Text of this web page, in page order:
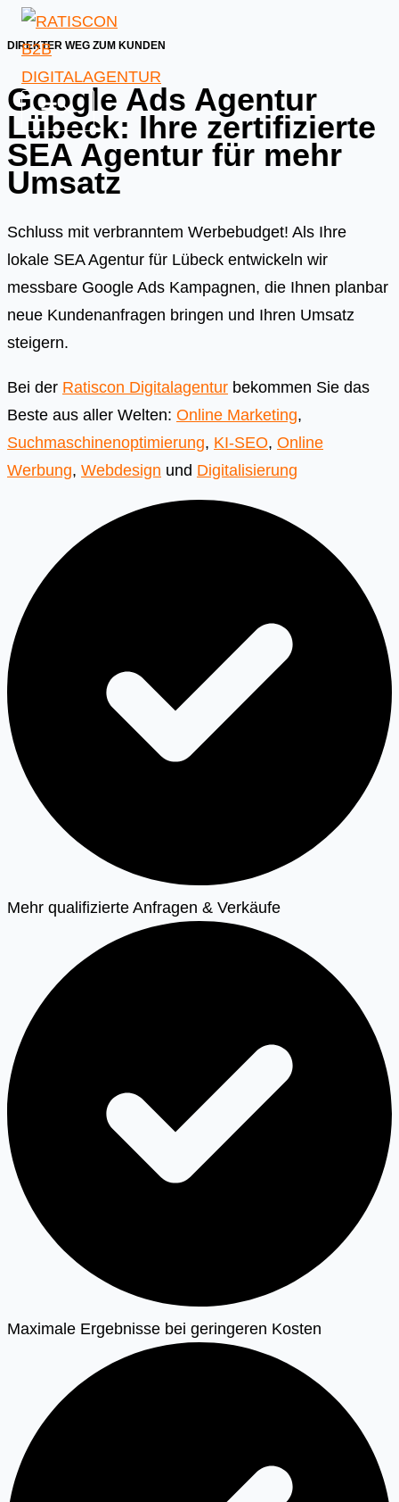
Skip
to
content
DIREKTER WEG ZUM KUNDEN
Google Ads Agentur
Lübeck: Ihre zertifizierte
SEA Agentur für mehr
Umsatz
Schluss mit verbranntem Werbebudget! Als Ihre
lokale SEA Agentur für Lübeck entwickeln wir
messbare Google Ads Kampagnen, die Ihnen planbar
neue Kundenanfragen bringen und Ihren Umsatz
steigern.
Bei der Ratiscon Digitalagentur bekommen Sie das
Beste aus aller Welten: Online Marketing,
Suchmaschinenoptimierung, KI-SEO, Online
Werbung, Webdesign und Digitalisierung
Mehr qualifizierte Anfragen & Verkäufe
Maximale Ergebnisse bei geringeren Kosten